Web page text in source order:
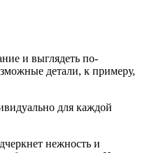
и выглядеть по-
детали, к примеру,
для каждой
нежность и